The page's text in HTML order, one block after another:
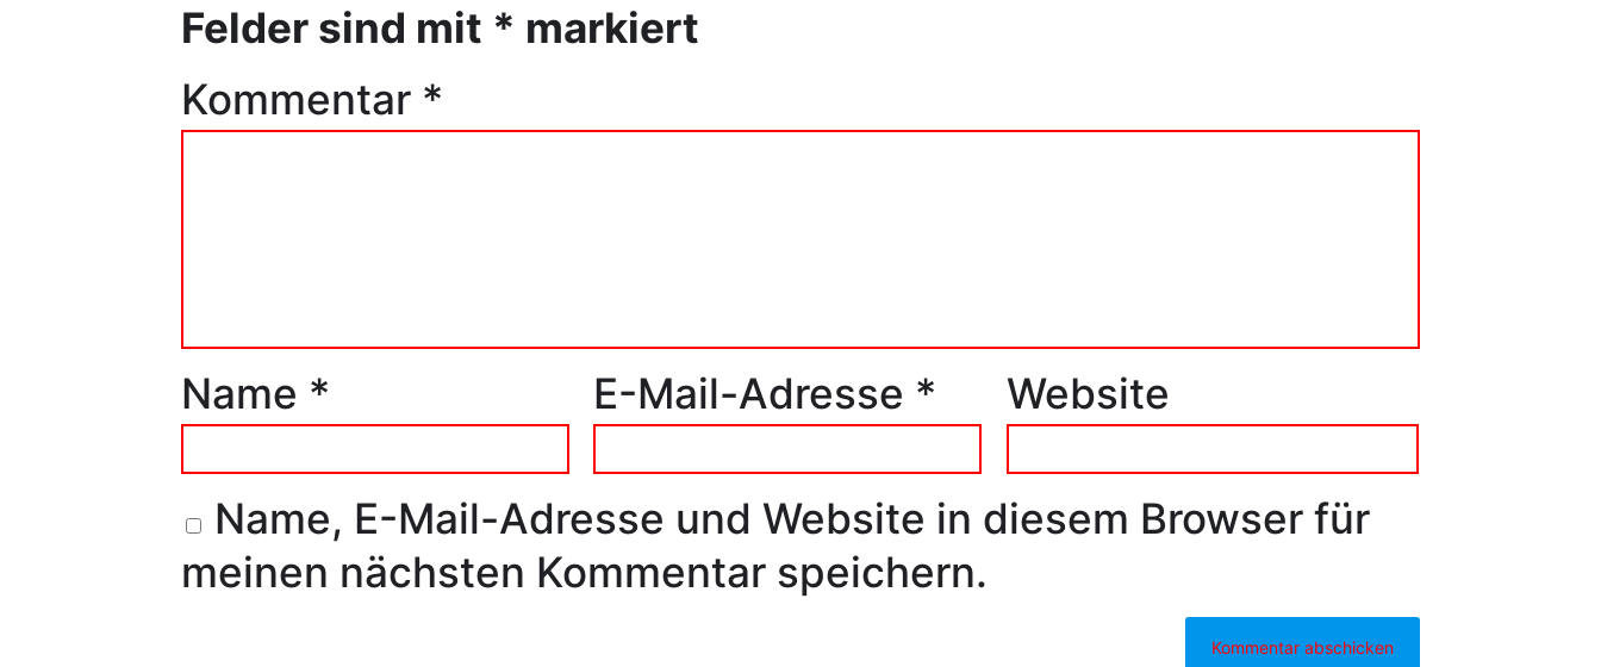
Felder sind mit * markiert
Kommentar *
Name * E-Mail-Adresse * Website
Name, E-Mail-Adresse und Website in diesem Browser für
meinen nächsten Kommentar speichern.